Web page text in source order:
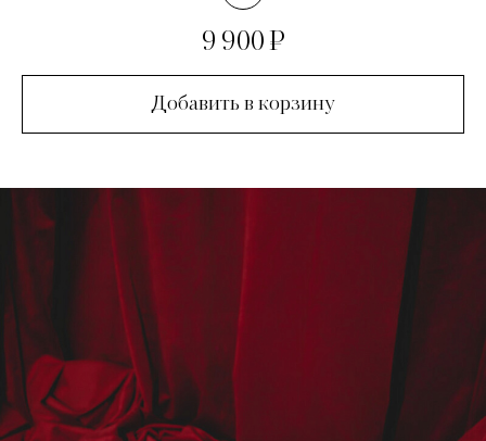
Добавить в корзину
9 900 ₽